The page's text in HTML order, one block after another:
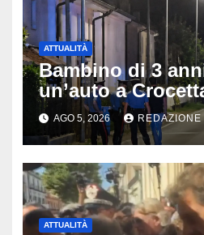
ATTUALITÀ
Bambino di 3
un’auto a
Montello: è
trasportato in
Padova
AGO 5, 2026 REDAZIONE
ATTUALITÀ